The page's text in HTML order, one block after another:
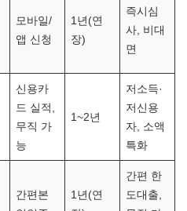
모바일/
앱 신청
1년(연
장)
즉시심
사, 비대
면
신용카
드 실적,
무직 가
능
1~2년
저소득·
저신용
자, 소액
특화
간편본
1년(연
간편 한
도대출,